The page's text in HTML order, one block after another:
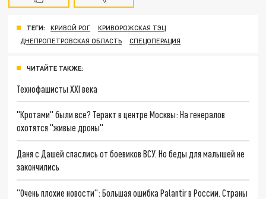
ТЕГИ: КРИВОЙ РОГ
КРИВОРОЖСКАЯ ТЭЦ
ДНЕПРОПЕТРОВСКАЯ ОБЛАСТЬ
СПЕЦОПЕРАЦИЯ
ЧИТАЙТЕ ТАКЖЕ:
Технофашисты XXI века
"Кротами" были все? Теракт в центре Москвы: На генералов
охотятся "живые дроны"
Даня с Дашей спаслись от боевиков ВСУ. Но беды для малышей не
закончились
"Очень плохие новости": Большая ошибка Palantir в России. Страны